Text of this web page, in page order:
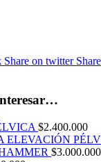
Share on twitter
$2.400.000
ELEVACIÓN
$3.000.000